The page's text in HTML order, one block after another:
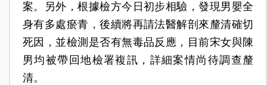
案。另外，根據檢方今日初步相驗，發現男嬰全
身有多處瘀青，後續將再請法醫解剖來釐清確切
死因，並檢測是否有無毒品反應，目前宋女與陳
男均被帶回地檢署複訊，詳細案情尚待調查釐
清。